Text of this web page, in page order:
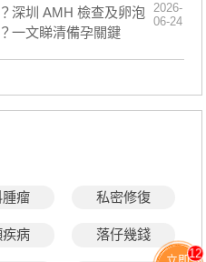
深圳 AMH 檢查及卵泡
一文睇清備孕關鍵
2026-
06-24
瘤 私密修復
疾病 落仔幾錢
立即12